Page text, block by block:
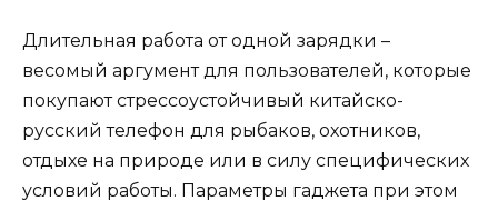
Длительная работа от одной зарядки –
весомый аргумент для пользователей, которые
покупают стрессоустойчивый китайско-
русский телефон для рыбаков, охотников,
отдыхе на природе или в силу специфических
условий работы. Параметры гаджета при этом